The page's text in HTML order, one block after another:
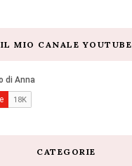
IL MIO CANALE YOUTUBE
CATEGORIE